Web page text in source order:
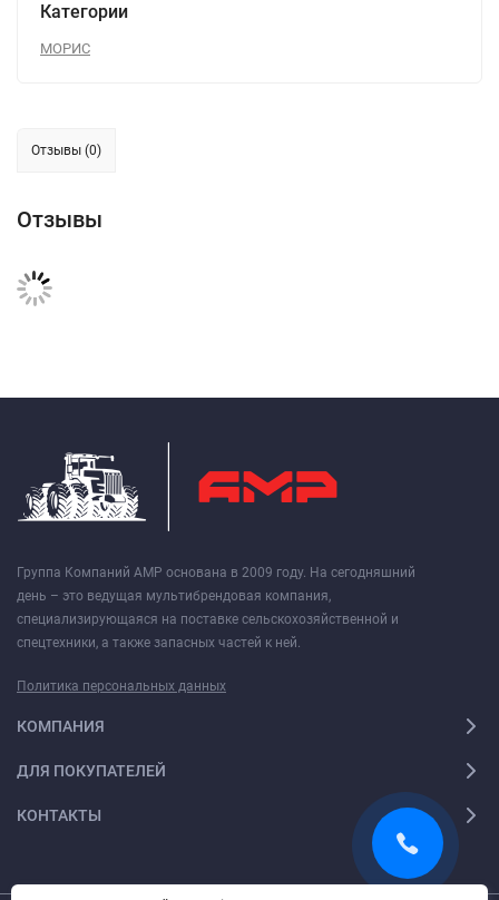
Категории
МОРИС
Отзывы (0)
Отзывы
Группа Компаний АМР основана в 2009 году. На сегодняшний
день – это ведущая мультибрендовая компания,
специализирующаяся на поставке сельскохозяйственной и
спецтехники, а также запасных частей к ней.
Политика персональных данных
КОМПАНИЯ
ДЛЯ ПОКУПАТЕЛЕЙ
КОНТАКТЫ